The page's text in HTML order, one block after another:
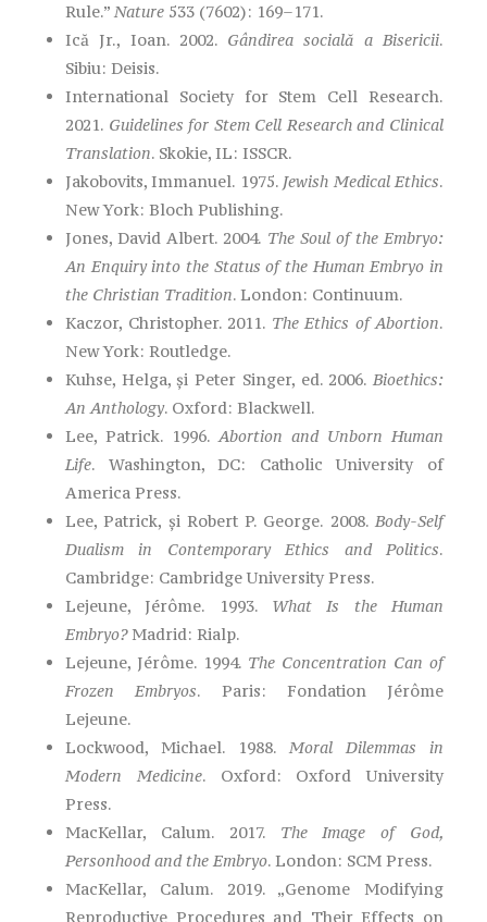
Rule.” Nature 533 (7602): 169–171.
Ică Jr., Ioan. 2002. Gândirea socială a Bisericii.
Sibiu: Deisis.
International Society for Stem Cell Research.
2021. Guidelines for Stem Cell Research and Clinical
Translation. Skokie, IL: ISSCR.
Jakobovits, Immanuel. 1975. Jewish Medical Ethics.
New York: Bloch Publishing.
Jones, David Albert. 2004. The Soul of the Embryo:
An Enquiry into the Status of the Human Embryo in
the Christian Tradition. London: Continuum.
Kaczor, Christopher. 2011. The Ethics of Abortion.
New York: Routledge.
Kuhse, Helga, și Peter Singer, ed. 2006. Bioethics:
An Anthology. Oxford: Blackwell.
Lee, Patrick. 1996.Abortion and Unborn Human
Life. Washington, DC: Catholic University of
America Press.
Lee, Patrick, și Robert P. George. 2008. Body-Self
Dualism in Contemporary Ethics and Politics.
Cambridge: Cambridge University Press.
Lejeune, Jérôme. 1993. What Is the Human
Embryo?Madrid: Rialp.
Lejeune, Jérôme. 1994. The Concentration Can of
Frozen Embryos. Paris: Fondation Jérôme
Lejeune.
Lockwood, Michael. 1988. Moral Dilemmas in
Modern Medicine. Oxford: Oxford University
Press.
MacKellar, Calum. 2017. The Image of God,
Personhood and the Embryo. London: SCM Press.
MacKellar, Calum. 2019. „Genome Modifying
Reproductive Procedures and Their Effects on